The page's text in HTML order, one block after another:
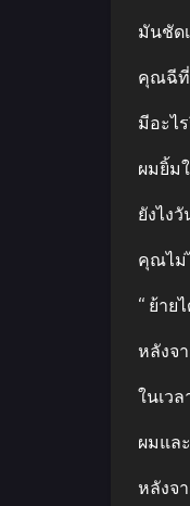
มันชัด
คุณฉีที่
มีอะไ
ผมยิ้ม
ยังไง
คุณไม่
“ ย้าย
หลังจ
ในเว
ผมแล
หลังจ